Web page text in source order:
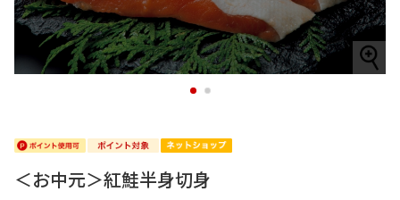
1 2
＜お中元＞紅鮭半身切身